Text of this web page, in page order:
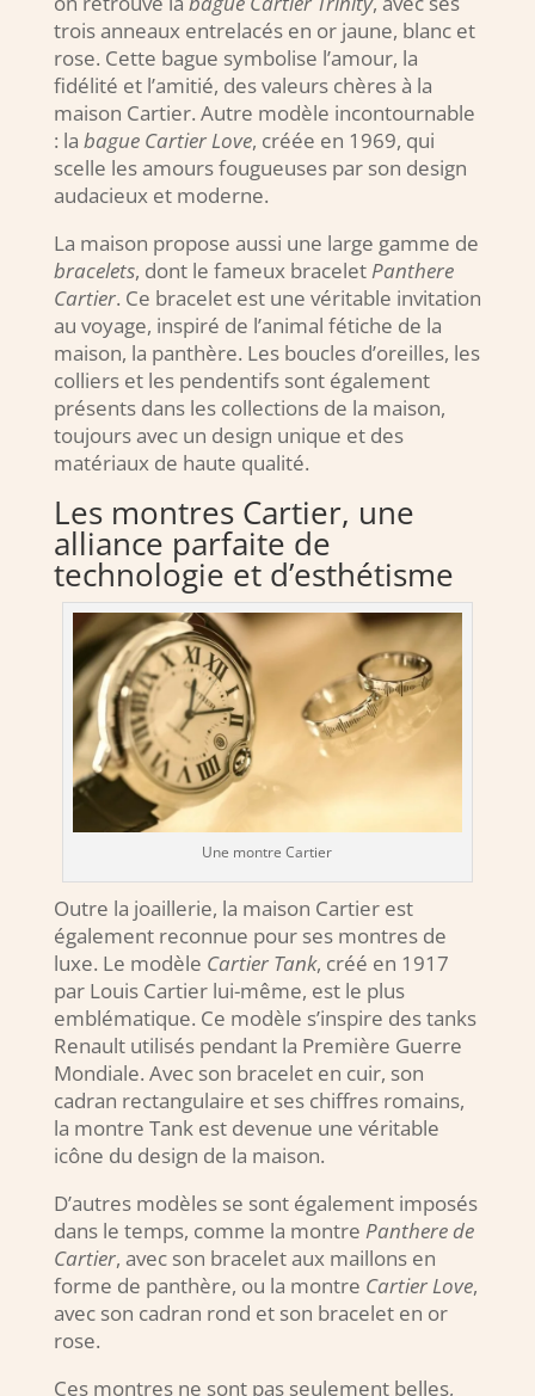
trois anneaux entrelacés en or jaune, blanc et
rose. Cette bague symbolise l’amour, la
fidélité et l’amitié, des valeurs chères à la
maison Cartier. Autre modèle incontournable
: la bague Cartier Love, créée en 1969, qui
scelle les amours fougueuses par son design
audacieux et moderne.
La maison propose aussi une large gamme de
bracelets, dont le fameux braceletPanthere
Cartier. Ce bracelet est une véritable invitation
au voyage, inspiré de l’animal fétiche de la
maison, la panthère. Les boucles d’oreilles, les
colliers et les pendentifs sont également
présents dans les collections de la maison,
toujours avec un design unique et des
matériaux de haute qualité.
Les montres Cartier, une
alliance parfaite de
technologie et d’esthétisme
Une montre Cartier
Outre la joaillerie, la maison Cartier est
également reconnue pour ses montres de
luxe. Le modèle Cartier Tank, créé en 1917
par Louis Cartier lui-même, est le plus
emblématique. Ce modèle s’inspire des tanks
Renault utilisés pendant la Première Guerre
Mondiale. Avec son bracelet en cuir, son
cadran rectangulaire et ses chiffres romains,
la montre Tank est devenue une véritable
icône du design de la maison.
D’autres modèles se sont également imposés
dans le temps, comme la montre Panthere de
Cartier, avec son bracelet aux maillons en
forme de panthère, ou la montre Cartier Love,
avec son cadran rond et son bracelet en or
rose.
Ces montres ne sont pas seulement belles,